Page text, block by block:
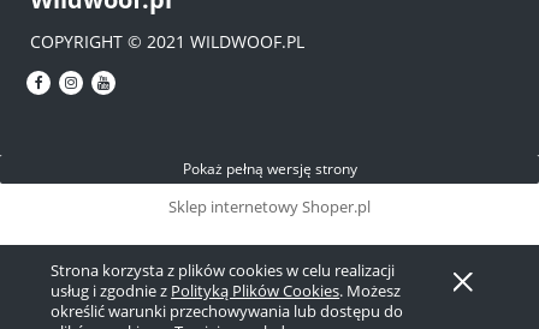
Strona korzysta z plików cookies w celu realizacji
usług i zgodnie z Polityką Plików Cookies. Możesz
określić warunki przechowywania lub dostępu do
COPYRIGHT © 2021 WILDWOOF.PL
Pokaż pełną wersję strony
Sklep internetowy Shoper.pl